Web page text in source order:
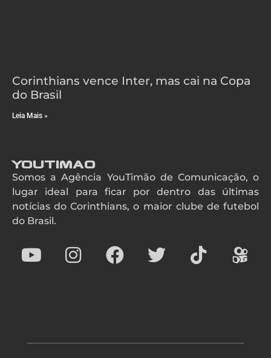
Corinthians vence Inter, mas cai na Copa
do Brasil
Leia Mais »
YouTimao
Somos a Agência YouTimão de Comunicação, o
lugar ideal para ficar por dentro das últimas
notícias do Corinthians, o maior clube de futebol
do Brasil.